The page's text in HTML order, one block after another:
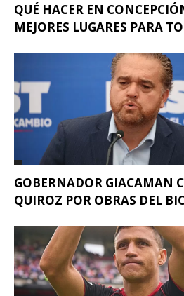
QUÉ HACER EN
MEJORES LUGARES PARA
GOBERNADOR GIACAMAN
QUIROZ POR OBRAS DEL